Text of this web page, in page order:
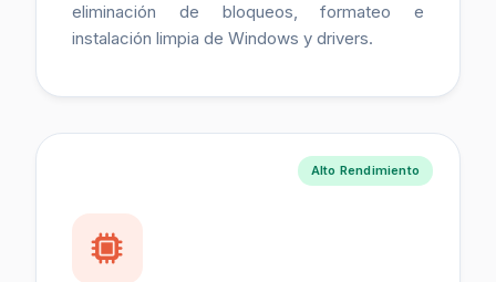
eliminación de bloqueos, formateo e
instalación limpia de Windows y drivers.
Alto Rendimiento